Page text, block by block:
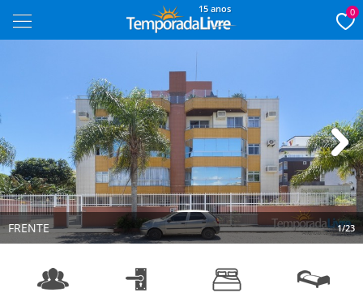
15 anos 0
FRENTE 1/23
Next